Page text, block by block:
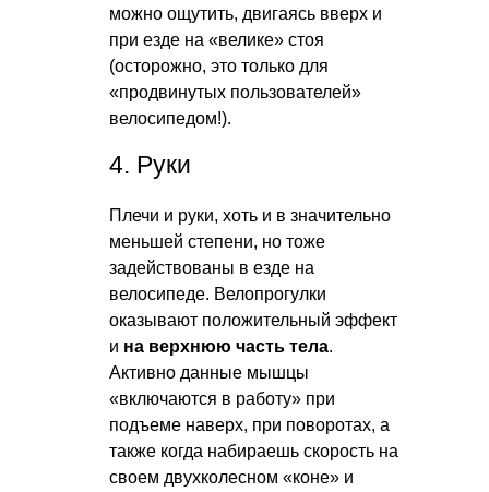
можно ощутить, двигаясь вверх и
при езде на «велике» стоя
(осторожно, это только для
«продвинутых пользователей»
велосипедом!).
4. Руки
Плечи и руки, хоть и в значительно
меньшей степени, но тоже
задействованы в езде на
велосипеде. Велопрогулки
оказывают положительный эффект
и на верхнюю часть тела.
Активно данные мышцы
«включаются в работу» при
подъеме наверх, при поворотах, а
также когда набираешь скорость на
своем двухколесном «коне» и